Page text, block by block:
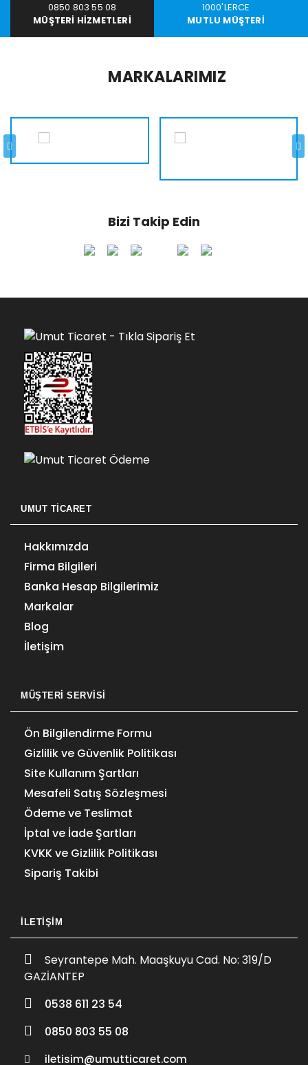
0850 803 55 08
MÜŞTERI HIZMETLERI
1000'LERCE
MUTLU MÜŞTERI
MARKALARIMIZ
Bizi Takip Edin
UMUT TICARET
Hakkımızda
Firma Bilgileri
Banka Hesap Bilgilerimiz
Markalar
Blog
İletişim
MÜŞTERI SERVISI
Ön Bilgilendirme Formu
Gizlilik ve Güvenlik Politikası
Site Kullanım Şartları
Mesafeli Satış Sözleşmesi
Ödeme ve Teslimat
İptal ve İade Şartları
KVKK ve Gizlilik Politikası
Sipariş Takibi
İLETIŞIM
Seyrantepe Mah. Maaşkuyu Cad. No: 319/D
GAZİANTEP
0538 611 23 54
0850 803 55 08
iletisim@umutticaret.com